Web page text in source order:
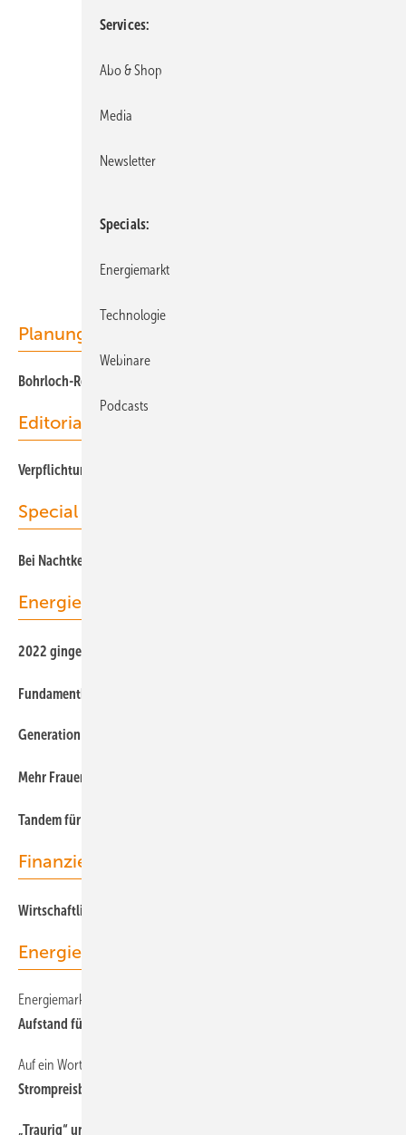
Planung
Bohrloch-Repowering
Editorial
Verpflichtungen erfüllen, bitte!
Special
B ei Nachtkennzeichnung internationales Vorbild
Energiemärkte weltweit
2022 gingen 7,5 Gigawatt Solarleistung ans Netz
Fundamentkragen und XXL-Monopiles
Generation 6.X zieht ein
M ehr Frauen für die (Energie-)Wende
Tandem für Tübingen
Finanzierung
W i rtschaftlichkeit grüner Investitionen erhöhen
Energierecht
Energiemarkt
Aufstand für den Aufbruch beim Klima
Auf ein Wort
S trompreisbremse: unklar und wider die Energiewende
„T r aurig“ und „wütend“
Services
Abo & Shop
Media
Newsletter
Specials
Energiemarkt
Technologie
Webinare
Podcasts